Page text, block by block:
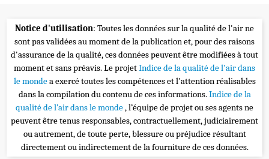
Notice d'utilisation: Toutes les données sur la qualité de l'air ne
sont pas validées au moment de la publication et, pour des raisons
d'assurance de la qualité, ces données peuvent être modifiées à tout
moment et sans préavis. Le projetIndice de la qualité de l'air dans
le mondea exercé toutes les compétences et l'attention réalisables
dans la compilation du contenu de ces informations.Indice de la
qualité de l’air dans le monde, l’équipe de projet ou ses agents ne
peuvent être tenus responsables, contractuellement, judiciairement
ou autrement, de toute perte, blessure ou préjudice résultant
directement ou indirectement de la fourniture de ces données.